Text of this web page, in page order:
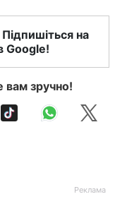
на
Google!
вам зручно!